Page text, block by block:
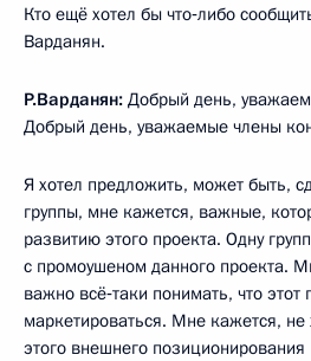
Кто ещё хотел бы что‑либо
Варданян.
Р.Варданян: Добрый день,
Добрый день, уважаемые члены
Я хотел предложить, может быть,
группы, мне кажется, важные,
развитию этого проекта. Одну
с промоушеном данного проекта.
важно всё‑таки понимать, что
маркетироваться. Мне кажется,
этого внешнего